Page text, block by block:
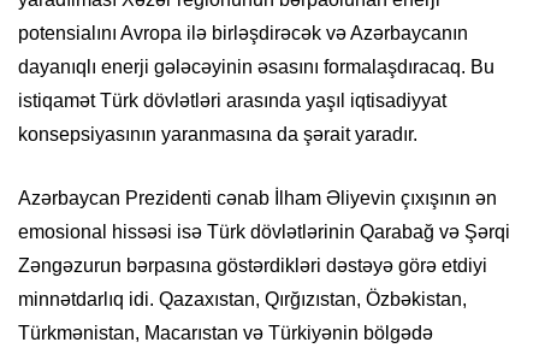
potensialını Avropa ilə birləşdirəcək və Azərbaycanın
dayanıqlı enerji gələcəyinin əsasını formalaşdıracaq. Bu
istiqamət Türk dövlətləri arasında yaşıl iqtisadiyyat
konsepsiyasının yaranmasına da şərait yaradır.
Azərbaycan Prezidenti cənab İlham Əliyevin çıxışının ən
emosional hissəsi isə Türk dövlətlərinin Qarabağ və Şərqi
Zəngəzurun bərpasına göstərdikləri dəstəyə görə etdiyi
minnətdarlıq idi. Qazaxıstan, Qırğızıstan, Özbəkistan,
Türkmənistan, Macarıstan və Türkiyənin bölgədə